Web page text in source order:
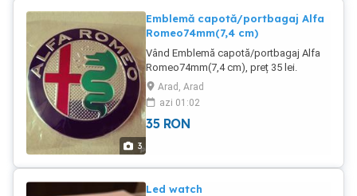
3
Emblemă capotă/portbagaj Alfa
Romeo74mm(7,4 cm)
Vând Emblemă capotă/portbagaj Alfa
Romeo74mm(7,4 cm), preț 35 lei.
Arad, Arad
azi 01:02
35 RON
Led watch